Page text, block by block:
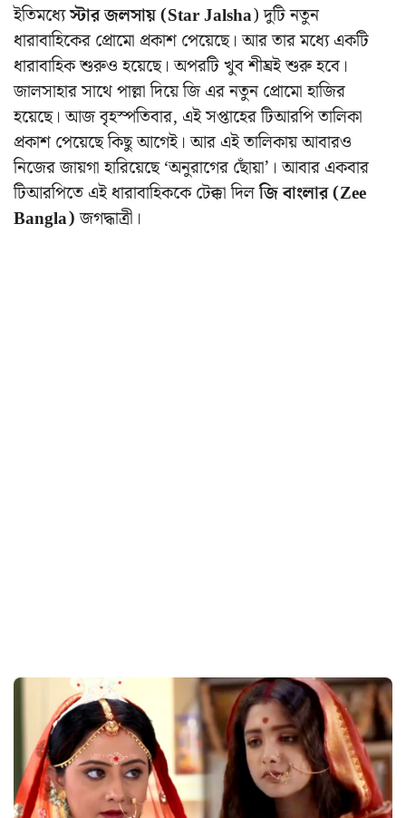
ইতিমধ্যেস্টার জলসায় (Star Jalsha) দুটি নতুন
ধারাবাহিকের প্রোমো প্রকাশ পেয়েছে। আর তার মধ্যে একটি
ধারাবাহিক শুরুও হয়েছে। অপরটি খুব শীঘ্রই শুরু হবে।
জালসাহার সাথে পাল্লা দিয়ে জি এর নতুন প্রোমো হাজির
হয়েছে। আজ বৃহস্পতিবার, এই সপ্তাহের টিআরপি তালিকা
প্রকাশ পেয়েছে কিছু আগেই। আর এই তালিকায় আবারও
নিজের জায়গা হারিয়েছে ‘অনুরাগের ছোঁয়া’। আবার একবার
টিআরপিতে এই ধারাবাহিককে টেক্কা দিলজি বাংলার (Zee
Bangla)জগদ্ধাত্রী।